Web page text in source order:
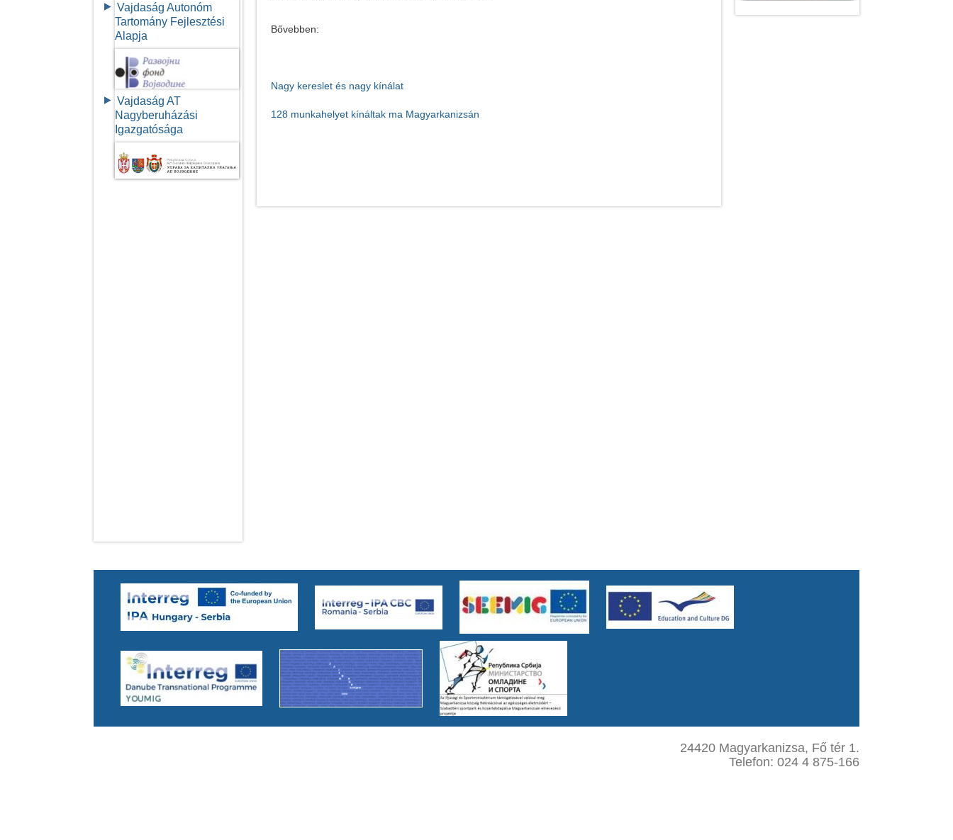
Vajdaság Autonóm
Tartomány Fejlesztési
Alapja
Vajdaság AT
Nagyberuházási
Igazgatósága
Bővebben:
Nagy kereslet és nagy kínálat
128 munkahelyet kínáltak ma Magyarkanizsán
24420 Magyarkanizsa, Fő tér 1.
Telefon: 024 4 875-166